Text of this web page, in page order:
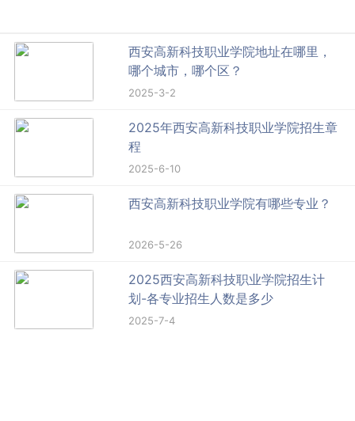
西安高新科技职业学院地址在哪里，
哪个城市，哪个区？
2025-3-2
2025年西安高新科技职业学院招生章
程
2025-6-10
西安高新科技职业学院有哪些专业？
2026-5-26
2025西安高新科技职业学院招生计
划-各专业招生人数是多少
2025-7-4